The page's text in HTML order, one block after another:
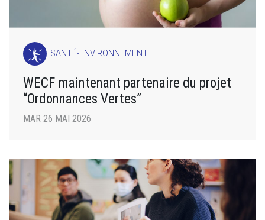
SANTÉ-ENVIRONNEMENT
WECF maintenant partenaire du projet
“Ordonnances Vertes”
MAR 26 MAI 2026